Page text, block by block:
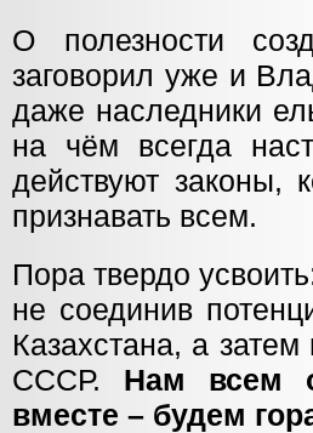
О полезности
заговорил уже и
даже наследники
на чём всегда
действуют законы,
признавать всем.
Пора твердо
не соединив
Казахстана, а
СССР. Нам всем
вместе – будем